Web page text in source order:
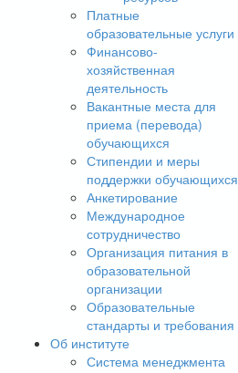
Платные
образовательные услуги
Финансово-
хозяйственная
деятельность
Вакантные места для
приема (перевода)
обучающихся
Стипендии и меры
поддержки обучающихся
Анкетирование
Международное
сотрудничество
Организация питания в
образовательной
организации
Образовательные
стандарты и требования
Об институте
Система менеджмента